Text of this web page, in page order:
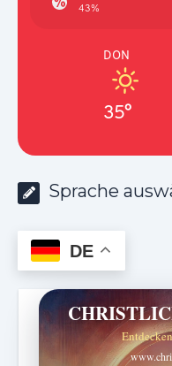
43%
DON
35°
Sprache
DE